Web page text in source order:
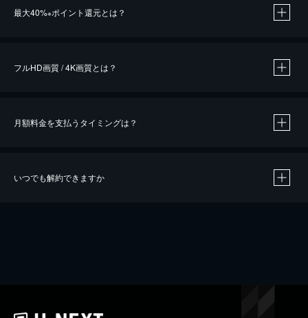
最大40%※ポイント還元とは？
※40％ポイント還元の対象は、クレジットカード決済による作品の購入 / レンタルです。
iOSアプリのUコイン決済による作品の購入 / レンタルは、20％のポイント還元です。
フルHD画質 / 4K画質とは？
月額料金を支払うタイミングは？
いつでも解約できますか